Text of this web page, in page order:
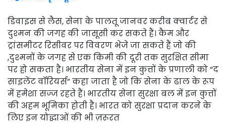
डिवाइस से लैस, सेना के पालतू जानवर करीब क्वार्टर से
दुश्मन की जगह की जासूसी कर सकते हैं। कैम और
ट्रांसमीटर रिसीवर पर विवरण भेजे जा सकते हैं जो की
,दुश्मनों के जगह से एक किमी की दूरी तक सुरक्षित सीमा
पर हो सकता है। भारतीय सेना में इन कुत्तों के प्रणाली को “द
साइलेंट वॉरियर्स” कहा जाता है जो कि सेना के ढाल के रूप
में हमेशा सज्ज रहते हैं। भारतीय सेना सुरक्षा बल में इन कुत्तों
की अहम भूमिका होती है। भारत को सुरक्षा प्रदान करने के
लिए इन योद्धाओं की भी ज़रूरत